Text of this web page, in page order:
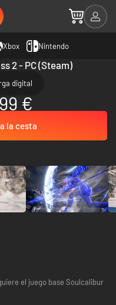
Xbox Nintendo
2 - PC (Steam)
digital
€
la cesta
el juego base Soulcalibur